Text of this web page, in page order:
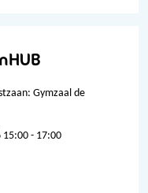
Gymzaal de
- 17:00